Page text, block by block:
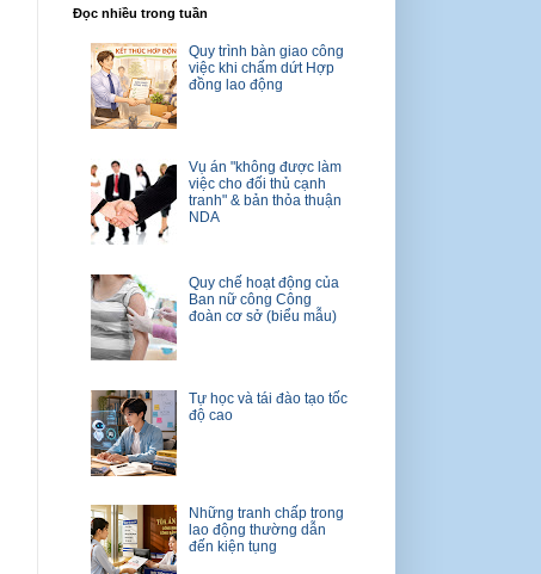
Đọc nhiều trong tuần
Quy trình bàn giao công
việc khi chấm dứt Hợp
đồng lao động
Vụ án "không được làm
việc cho đối thủ cạnh
tranh" & bản thỏa thuận
NDA
Quy chế hoạt động của
Ban nữ công Công
đoàn cơ sở (biểu mẫu)
Tự học và tái đào tạo tốc
độ cao
Những tranh chấp trong
lao động thường dẫn
đến kiện tụng